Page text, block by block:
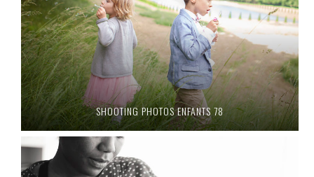
SHOOTING PHOTOS ENFANTS 78